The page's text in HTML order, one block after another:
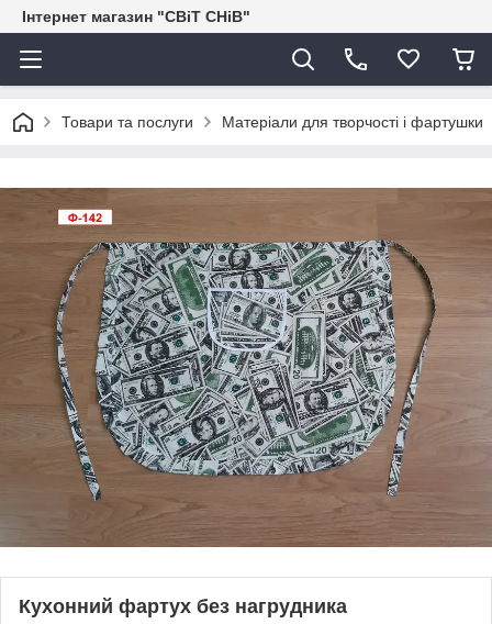
Інтернет магазин "СВіТ СНіВ"
Товари та послуги Матеріали для творчості і фартушки
Кухонний фартух без нагрудника